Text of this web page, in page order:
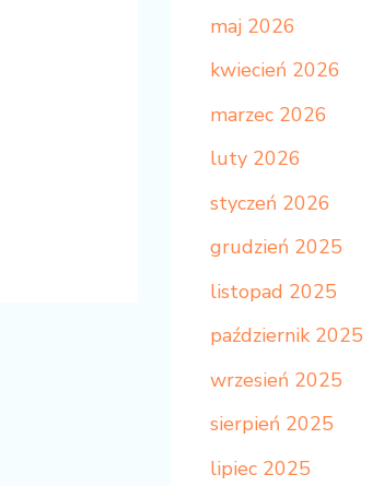
maj 2026
kwiecień 2026
marzec 2026
luty 2026
styczeń 2026
grudzień 2025
listopad 2025
październik 2025
wrzesień 2025
sierpień 2025
lipiec 2025